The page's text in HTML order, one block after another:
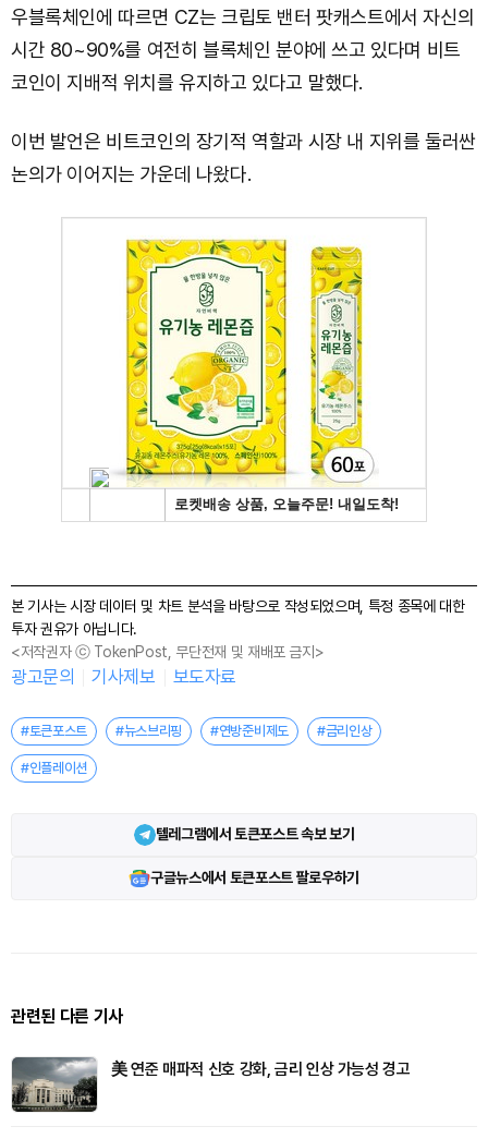
우블록체인에 따르면 CZ는 크립토 밴터 팟캐스트에서 자신의
시간 80~90%를 여전히 블록체인 분야에 쓰고 있다며 비트
코인이 지배적 위치를 유지하고 있다고 말했다.
이번 발언은 비트코인의 장기적 역할과 시장 내 지위를 둘러싼
논의가 이어지는 가운데 나왔다.
본 기사는 시장 데이터 및 차트 분석을 바탕으로 작성되었으며, 특정 종목에 대한
투자 권유가 아닙니다.
<저작권자 ⓒ TokenPost, 무단전재 및 재배포 금지>
광고문의 기사제보 보도자료
#토큰포스트 #뉴스브리핑 #연방준비제도 #금리인상
#인플레이션
텔레그램에서 토큰포스트 속보 보기
구글뉴스에서 토큰포스트 팔로우하기
관련된 다른 기사
美 연준 매파적 신호 강화, 금리 인상 가능성 경고